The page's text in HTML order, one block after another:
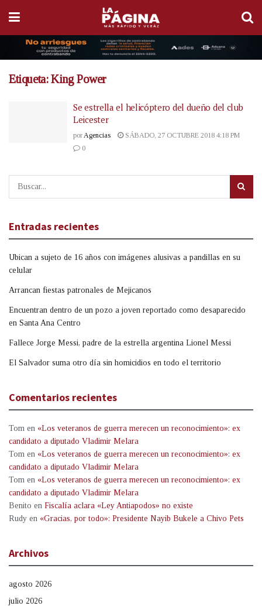
Etiqueta:King Power
Se estrella el helicóptero del dueño del club
Leicester
por Agencias
SÁBADO, 27 OCTUBRE 2018 4:18 PM
0
Entradas recientes
Ubican a sujeto de 16 años con imágenes alusivas a pandillas en su
celular
Arrancan fiestas patronales de Mejicanos
Encuentran dentro de un pozo a joven reportado como desaparecido
en Santa Ana Centro
Fallece Jorge Messi, padre de la estrella argentina Lionel Messi
El Salvador suma otro día sin homicidios en todo el territorio
Comentarios recientes
Tom en «Los veteranos de guerra merecen un reconocimiento»: ex
candidato a diputado Vladimir Melara
Tom en «Los veteranos de guerra merecen un reconocimiento»: ex
candidato a diputado Vladimir Melara
Tom en «Los veteranos de guerra merecen un reconocimiento»: ex
candidato a diputado Vladimir Melara
Benito en Fiscalía aclara «Ley Antiapodos» no existe
Rudy en «Gracias, por todo»: Presidente Nayib Bukele a Chivo Pets
Archivos
agosto 2026
julio 2026